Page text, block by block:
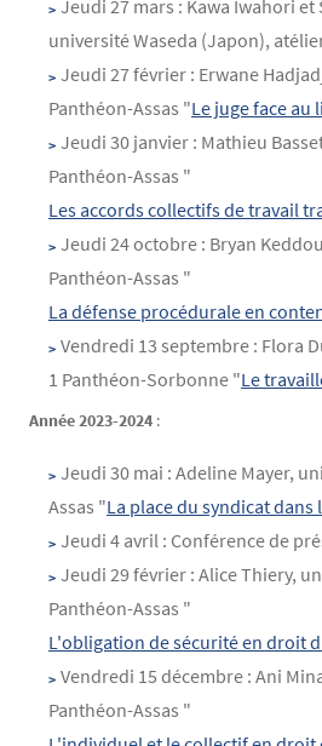
Jeudi 27 mars : Kawa Iwahori et
université Waseda (Japon),
Jeudi 27 février : Erwane
Panthéon-Assas "Le juge face au
Jeudi 30 janvier : Mathieu
Panthéon-Assas "
Les accords collectifs de travail
Jeudi 24 octobre : Bryan
Panthéon-Assas "
La défense procédurale en
Vendredi 13 septembre : Flora
1 Panthéon-Sorbonne "Le
Année 2023-2024 :
Jeudi 30 mai : Adeline Mayer,
Assas "La place du syndicat
Jeudi 4 avril : Conférence de
Jeudi 29 février : Alice Thiery,
Panthéon-Assas "
L'obligation de sécurité en droit
Vendredi 15 décembre : Ani
Panthéon-Assas "